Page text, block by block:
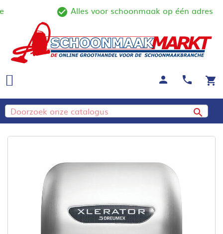
check_circle_outline
Alles voor schoonmaak op één adres
shopping_cart
call
person
